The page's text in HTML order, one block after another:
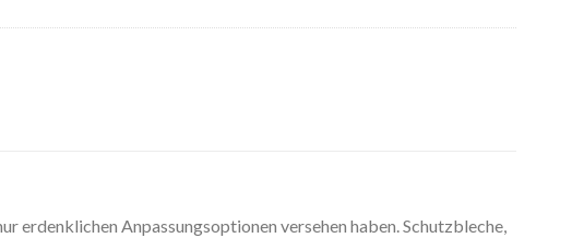
erdenklichen Anpassungsoptionen versehen haben. Schutzbleche,